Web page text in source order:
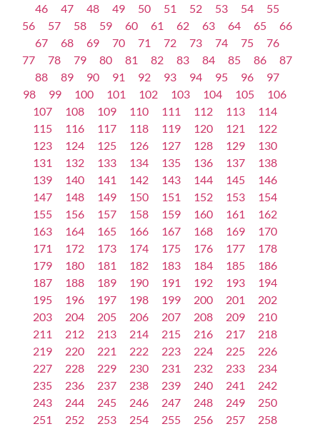
46
47 48 49 50 51 52 53 54
55
56
57 58 59 60 61 62 63 64 65
66
67
68 69 70 71 72 73 74 75
76
77
78 79 80 81 82 83 84 85 86
87
88
89 90 91 92 93 94 95 96
97
98
99 100 101 102 103 104 105
106
107
108 109 110 111 112 113
114
115
116 117 118 119 120 121
122
123
124 125 126 127 128 129
130
131
132 133 134 135 136 137
138
139
140 141 142 143 144 145
146
147
148 149 150 151 152 153
154
155
156 157 158 159 160 161
162
163
164 165 166 167 168 169
170
171
172 173 174 175 176 177
178
179
180 181 182 183 184 185
186
187
188 189 190 191 192 193
194
195
196 197 198 199 200 201
202
203
204 205 206 207 208 209
210
211
212 213 214 215 216 217
218
219
220 221 222 223 224 225
226
227
228 229 230 231 232 233
234
235
236 237 238 239 240 241
242
243
244 245 246 247 248 249
250
251
252 253 254 255 256 257
258